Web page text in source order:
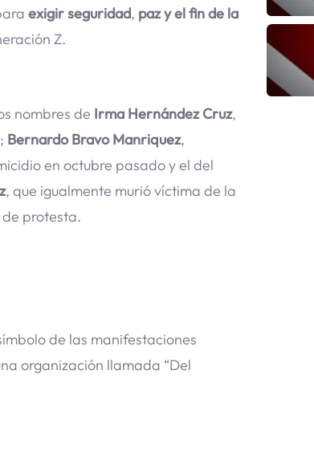
exigir seguridad, paz y el fin de la
Z.
nombres de Irma Hernández Cruz,
Bernardo Bravo Manriquez,
en octubre pasado y el del
, que igualmente murió víctima de la
protesta.
de las manifestaciones
organización llamada “Del